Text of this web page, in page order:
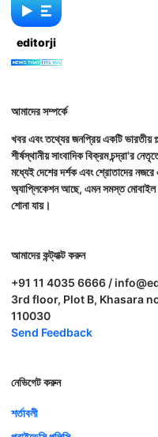
editorji
আমাদের সম্পর্কে
খবর এবং তথ্যের জনপ্রিয় একটি
শীর্ষস্থানীয় সাংবাদিক বিক্রম চন্দ্রা'র
মধ্যেই দেশের দর্শক এবং শ্রোতাদের
অ্যাপ্লিকেশন আছে, এমন সমস্ত
শোনা যায়।
আমাদের কন্ট্যাক্ট করুন
+91 11 4035 6666 /
3rd floor, Plot B, Khasara
110030
Send Feedback
নেভিগেট করুন
শর্তাবলী